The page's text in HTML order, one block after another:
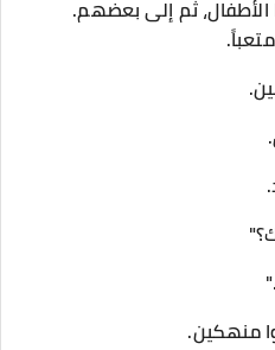
الأطفال، ثم إلى بعضهم.
منهكين.